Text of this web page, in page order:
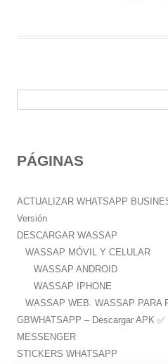
a
:
PÁGINAS
ACTUALIZAR WHATSAPP
Versión
DESCARGAR WASSAP
WASSAP MÓVIL Y CELULAR
WASSAP ANDROID
WASSAP IPHONE
WASSAP WEB. WASSAP PARA
GBWHATSAPP – Descargar APK
MESSENGER
STICKERS WHATSAPP